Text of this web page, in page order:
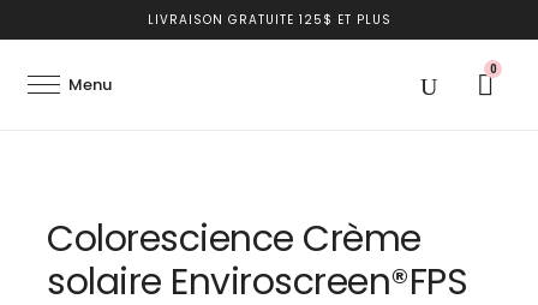
LIVRAISON GRATUITE 125$ ET PLUS
Colorescience Crème
solaire Enviroscreen®FPS
0